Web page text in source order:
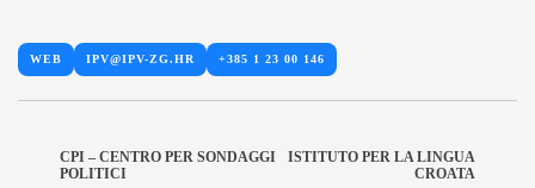
WEB IPV@IPV-ZG.HR +385 1 23 00 146
CPI – CENTRO PER SONDAGGI
POLITICI
ISTITUTO PER LA LINGUA
CROATA